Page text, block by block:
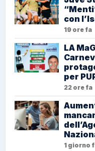
con
19 ore fa
LA
per
22 ore fa
1 giorno